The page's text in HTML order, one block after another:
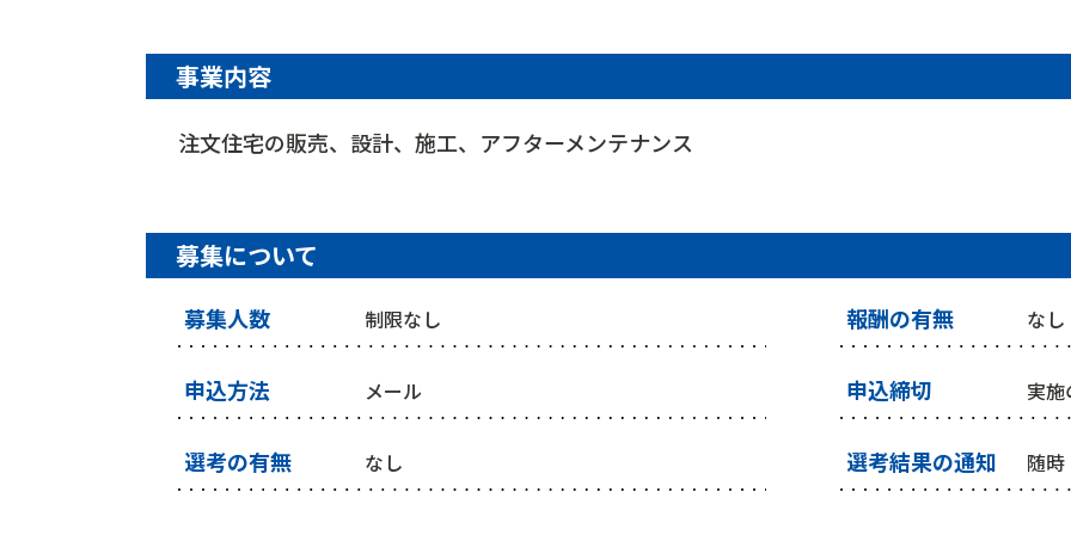
事業内容
注文住宅の販売、設計、施工、アフターメンテナンス
募集について
募集人数 制限なし
申込方法 メール
選考の有無 なし
報酬の有無 なし
申込締切 実
選考結果の通知 随時